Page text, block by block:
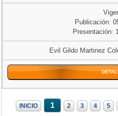
Publicación:
Presentación:
Evil Gildo Martinez
INICIO 1 2 3 4 5